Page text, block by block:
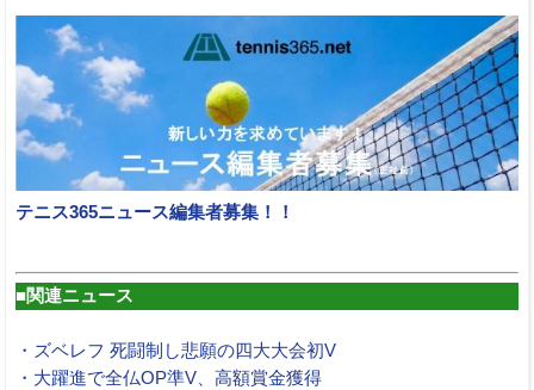
テニス365ニュース編集者募集！！
■関連ニュース
・ズベレフ 死闘制し悲願の四大大会初V
・大躍進で全仏OP準V、高額賞金獲得